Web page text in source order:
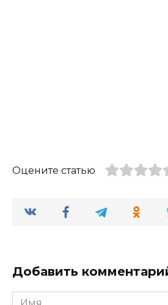
Оцените статью
Добавить
Имя